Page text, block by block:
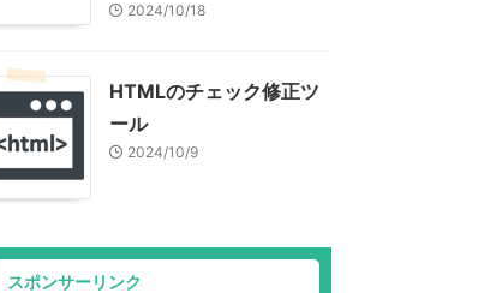
2024/10/18
HTMLのチェック修正ツ
ール
2024/10/9
スポンサーリンク